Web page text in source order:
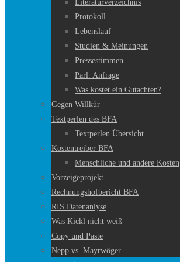
Literaturverzeichnis
Protokoll
Lebenslauf
Studien & Meinungen
Pressestimmen
Parl. Anfrage
Was kostet ein Gutachten?
Gegen Willkür
Textperlen des BFA
Textperlen Übersicht
Kostentreiber BFA
Menschliche und andere Kosten
Vorzeigeprojekt
Rechnungshofbericht BFA
RIS Datenanlyse
Was Kickl nicht weiß
Copy und Paste
Nepp vs. Mayrwöger